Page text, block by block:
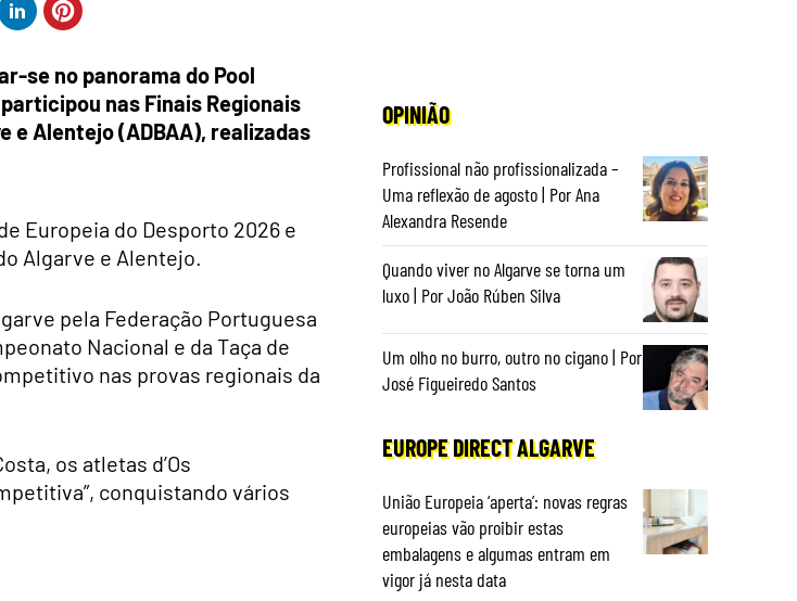
se no panorama do Pool
nas Finais Regionais
e Alentejo (ADBAA), realizadas
Europeia do Desporto 2026 e
Algarve e Alentejo.
pela Federação Portuguesa
Nacional e da Taça de
nas provas regionais da
os atletas d’Os
conquistando vários
OPINIÃO
Profissional não profissionalizada –
Uma reflexão de agosto | Por Ana
Alexandra Resende
Quando viver no Algarve se torna um
luxo | Por João Rúben Silva
Um olho no burro, outro no cigano | Por
José Figueiredo Santos
EUROPE DIRECT ALGARVE
União Europeia ‘aperta’: novas regras
europeias vão proibir estas
embalagens e algumas entram em
vigor já nesta data